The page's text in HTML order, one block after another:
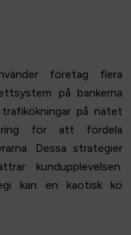
företag flera
på bankerna
på nätet
för att fördela
Dessa strategier
kundupplevelsen.
kan en kaotisk kö